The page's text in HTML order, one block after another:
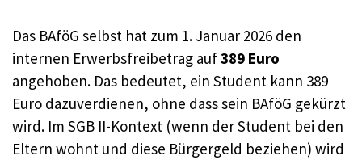
Das BAföG selbst hat zum 1. Januar 2026 den
internen Erwerbsfreibetrag auf389 Euro
angehoben. Das bedeutet, ein Student kann 389
Euro dazuverdienen, ohne dass sein BAföG gekürzt
wird. Im SGB II-Kontext (wenn der Student bei den
Eltern wohnt und diese Bürgergeld beziehen) wird